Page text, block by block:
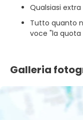
Qualsiasi
Tutto quanto
voce "la
Galleria